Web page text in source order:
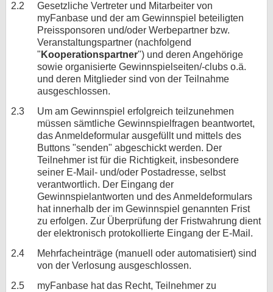
2.2
Gesetzliche Vertreter und Mitarbeiter von
myFanbase und der am Gewinnspiel beteiligten
Preissponsoren und/oder Werbepartner bzw.
Veranstaltungspartner (nachfolgend
" Kooperationspartner") und deren Angehörige
sowie organisierte Gewinnspielseiten/-clubs o.ä.
und deren Mitglieder sind von der Teilnahme
ausgeschlossen.
2.3
Um am Gewinnspiel erfolgreich teilzunehmen
müssen sämtliche Gewinnspielfragen beantwortet,
das Anmeldeformular ausgefüllt und mittels des
Buttons "senden" abgeschickt werden. Der
Teilnehmer ist für die Richtigkeit, insbesondere
seiner E-Mail- und/oder Postadresse, selbst
verantwortlich. Der Eingang der
Gewinnspielantworten und des Anmeldeformulars
hat innerhalb der im Gewinnspiel genannten Frist
zu erfolgen. Zur Überprüfung der Fristwahrung dient
der elektronisch protokollierte Eingang der E-Mail.
2.4
Mehrfacheinträge (manuell oder automatisiert) sind
von der Verlosung ausgeschlossen.
2.5
myFanbase hat das Recht, Teilnehmer zu
Impressum
Desktop-Ansicht
myFanbase